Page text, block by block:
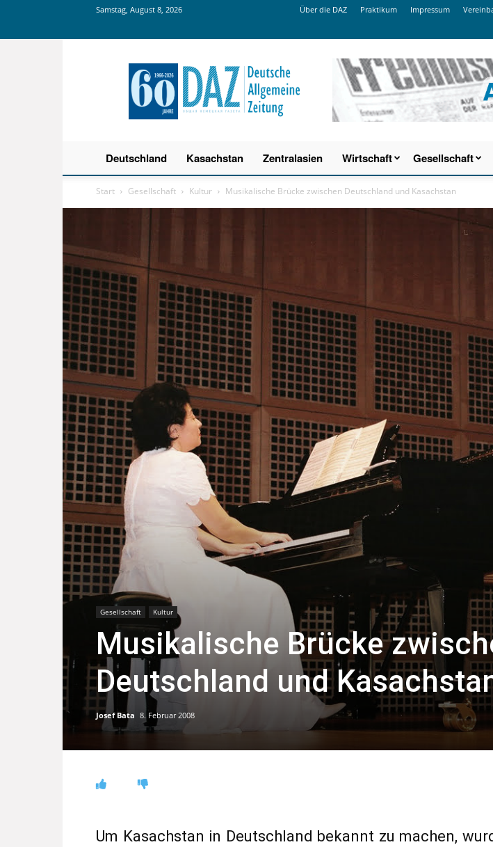
Samstag, August 8, 2026 Über die DAZ Praktikum Impressum
Deutsche
Allgemeine
Zeitung
Deutschland Kasachstan Zentralasien Wirtschaft Gesellschaft
Start Gesellschaft Kultur Musikalische Brücke zwischen Deutschland und Kasachstan
Gesellschaft Kultur
Musikalische Brücke
Deutschland und
Josef Bata 8. Februar 2008
Um Kasachstan in Deutschland bekannt zu machen,